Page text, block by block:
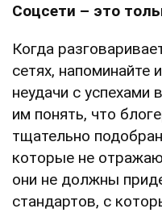
Соцсети – это
Когда
сетях, напоминайте
неудачи с успехами
им понять, что
тщательно
которые не
они не должны
стандартов, с